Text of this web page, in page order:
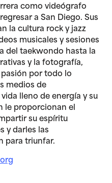
como videógrafo
a San Diego. Sus
la cultura rock y jazz
musicales y sesiones
del taekwondo hasta la
y la fotografía,
pasión por todo lo
medios de
lleno de energía y su
le proporcionan el
su espíritu
y darles las
para triunfar.